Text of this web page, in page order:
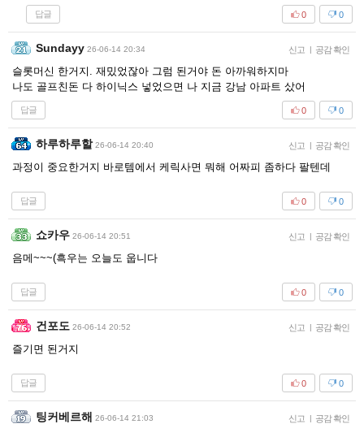
답글 0
0
Sundayy 26-06-14 20:34 신고 | 공감 확인
슬롯머신 한거지. 재밌었잖아 그럼 된거야 돈 아까워하지마
나도 골프친돈 다 하이닉스 넣었으면 나 지금 강남 아파트 샀어
답글 0
0
하루하루할 26-06-14 20:40 신고 | 공감 확인
과정이 중요한거지 바로템에서 케릭사면 뭐해 어짜피 좀하다 팔텐데
답글 0
0
쇼카우 26-06-14 20:51 신고 | 공감 확인
음메~~~(흑우는 오늘도 웁니다
답글 0
0
건포도 26-06-14 20:52 신고 | 공감 확인
즐기면 된거지
답글 0
0
팅커베르해 26-06-14 21:03 신고 | 공감 확인